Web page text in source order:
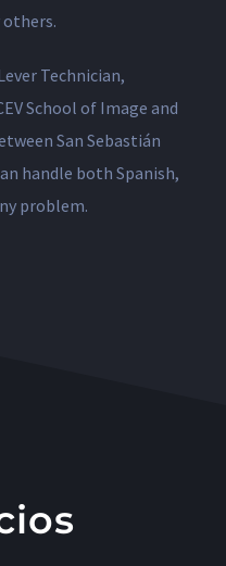
others.
Technician,
School of Image and
San Sebastián
handle both Spanish,
problem.